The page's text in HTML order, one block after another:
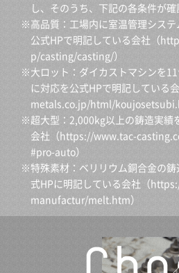
し、そのうち、下記の各条件が
※高品質：工場内に室温管理システ
公式HPで明記している会社（
p/casting/casting/）
※大ロット：ダイカストマシンを
に対応を公式HPで明記している
metals.co.jp/html/
※超大型：2,000kg以上の鋳造実績
会社（https://www.tac-
#pro-auto）
※特殊素材：ベリリウム銅合金の
式HPに明記している会社（
manufactur/melt.htm）